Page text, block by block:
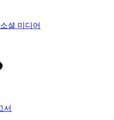
소셜 미디어
서